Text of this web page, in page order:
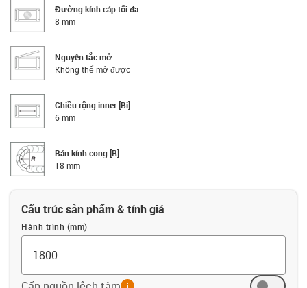
Đường kính cáp tối đa
8 mm
Nguyên tắc mở
Không thể mở được
Chiều rộng inner [Bi]
6 mm
Bán kính cong [R]
18 mm
Cấu trúc sản phẩm & tính giá
Hành trình (mm)
info